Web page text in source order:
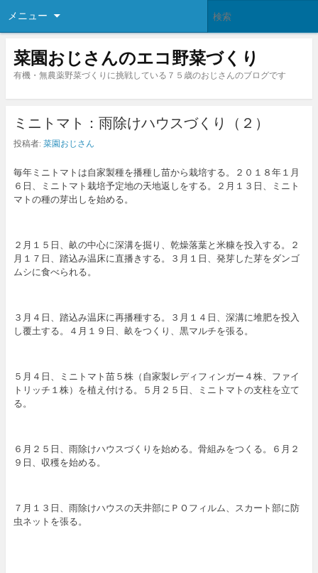
メニュー
菜園おじさんのエコ野菜づくり
有機・無農薬野菜づくりに挑戦している７５歳のおじさんのブログです
ミニトマト：雨除けハウスづくり（２）
投稿者: 菜園おじさん
毎年ミニトマトは自家製種を播種し苗から栽培する。２０１８年１月
６日、ミニトマト栽培予定地の天地返しをする。２月１３日、ミニト
マトの種の芽出しを始める。
２月１５日、畝の中心に深溝を掘り、乾燥落葉と米糠を投入する。２
月１７日、踏込み温床に直播きする。３月１日、発芽した芽をダンゴ
ムシに食べられる。
３月４日、踏込み温床に再播種する。３月１４日、深溝に堆肥を投入
し覆土する。４月１９日、畝をつくり、黒マルチを張る。
５月４日、ミニトマト苗５株（自家製レディフィンガー４株、ファイ
トリッチ１株）を植え付ける。５月２５日、ミニトマトの支柱を立て
る。
６月２５日、雨除けハウスづくりを始める。骨組みをつくる。６月２
９日、収穫を始める。
７月１３日、雨除けハウスの天井部にＰＯフィルム、スカート部に防
虫ネットを張る。